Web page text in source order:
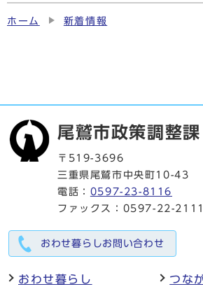
ホーム 新着情報
尾鷲市政策調整課
〒519-3696
三重県尾鷲市中央町10-43
電話： 0597-23-8116
ファックス：0597-22-2111
おわせ暮らしお問い合わせ
おわせ暮らし
つな